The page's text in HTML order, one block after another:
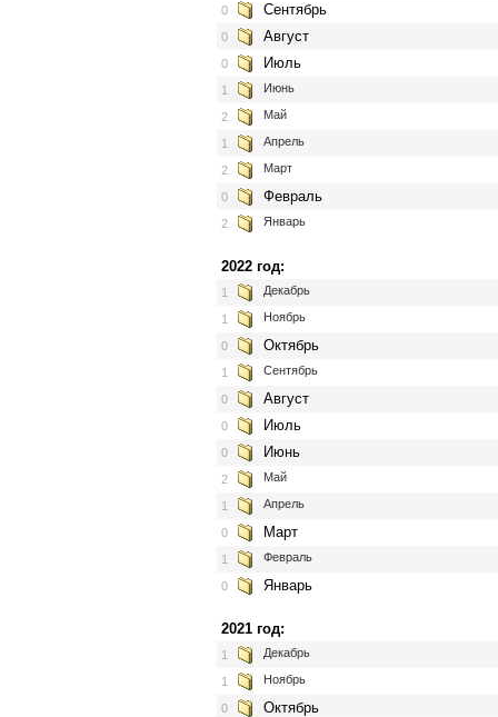
0 Сентябрь
0 Август
0 Июль
1 Июнь
2 Май
1 Апрель
2 Март
0 Февраль
2 Январь
2022 год:
1 Декабрь
1 Ноябрь
0 Октябрь
1 Сентябрь
0 Август
0 Июль
0 Июнь
2 Май
1 Апрель
0 Март
1 Февраль
0 Январь
2021 год:
1 Декабрь
1 Ноябрь
0 Октябрь